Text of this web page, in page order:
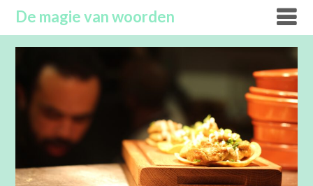
Overslaan
naar
inhoud
De magie van woorden